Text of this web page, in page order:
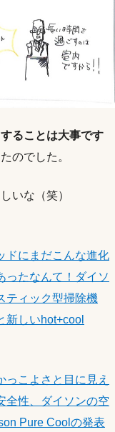
ることは大事です
のでした。
いな（笑）
ドにまだこんな進化
ったなんて！ダイソ
ティック型掃除機
新しいhot+cool
っこよさと目に見え
全性、ダイソンの空
Pure Coolの発表